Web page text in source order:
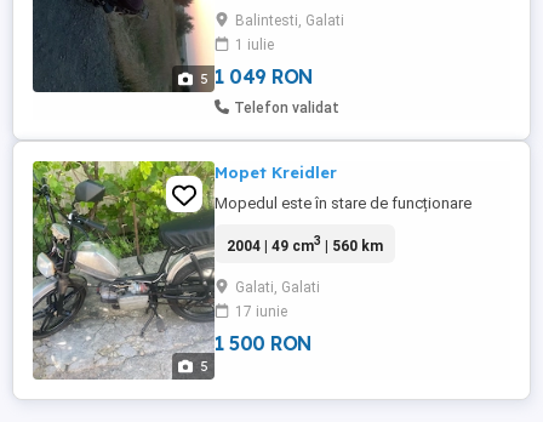
5
spate nou fara camera. Lumina pe fata
noua fază lunga și fază scurta și
semnalizări, capacitate rezervor ...
Balintesti, Galati
1 iulie
1 049 RON
Telefon validat
5
Mopet Kreidler
Mopedul este în stare de funcționare
2004 | 49 cm3 | 560 km
Galati, Galati
17 iunie
1 500 RON